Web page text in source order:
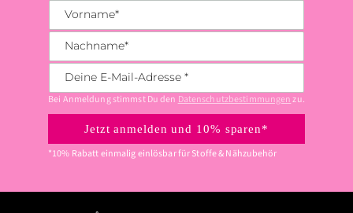
Vorname*
Nachname*
Deine E-Mail-Adresse*
Bei Anmeldung stimmst Du den Datenschutzbestimmungenzu.
Jetzt anmelden und 10% sparen*
*10% Rabatt einmalig einlösbar für Stoffe & Nähzubehör